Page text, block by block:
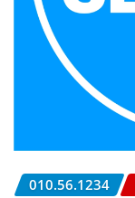
010.56.1234